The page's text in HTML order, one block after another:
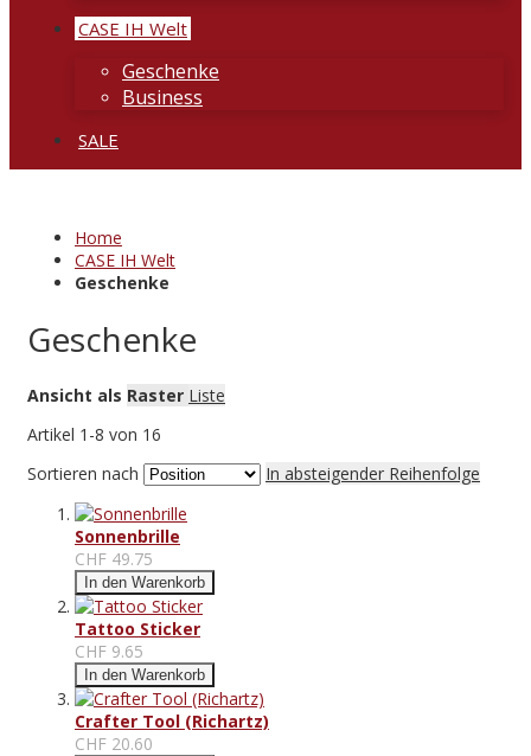
CASE IH Welt
Geschenke
Business
SALE
Home
CASE IH Welt
Geschenke
Geschenke
Ansicht als Raster Liste
Artikel 1 -8 von 16
Sortieren nach
In absteigender Reihenfolge
Sonnenbrille
CHF 49.75
In den Warenkorb
Tattoo Sticker
CHF 9.65
In den Warenkorb
Crafter Tool (Richartz)
CHF 20.60